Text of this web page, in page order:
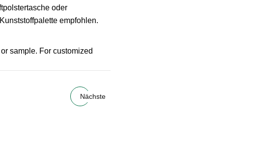
oder
empfohlen.
sample. For customized
Nächste